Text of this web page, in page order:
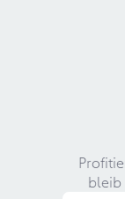
bleib